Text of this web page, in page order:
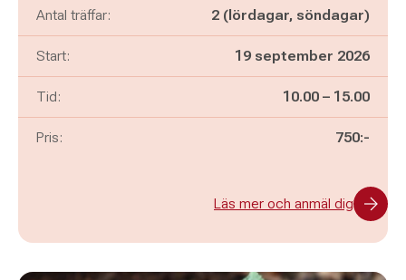
Antal träffar: 2 (lördagar, söndagar)
Start: 19 september 2026
Tid: Pågår mellan
10.00 – och
15.00
Pris: 750:-
Läs mer och anmäl dig